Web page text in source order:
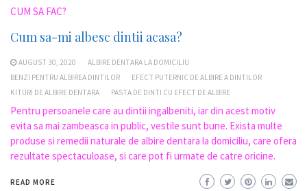
CUM SA FAC?
Cum sa-mi albesc dintii acasa?
AUGUST 30, 2020
ALBIRE DENTARA LA DOMICILIU
BENZI PENTRU ALBIREA DINTILOR
EFECT PUTERNIC DE ALBIRE A DINTILOR
KITURI DE ALBIRE DENTARA
PASTA DE DINTI CU EFECT DE ALBIRE
Pentru persoanele care au dintii ingalbeniti, iar din acest motiv
evita sa mai zambeasca in public, vestile sunt bune. Exista multe
produse si remedii naturale de albire dentara la domiciliu, care ofera
rezultate spectaculoase, si care pot fi urmate de catre oricine.
READ MORE